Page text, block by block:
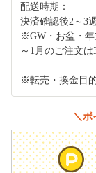
配送時期：
決済確認後2～3
※GW・お盆・年
～1月のご注文
※転売・換金目
＼ポ